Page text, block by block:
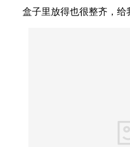
盒子里放得也很整齐，给